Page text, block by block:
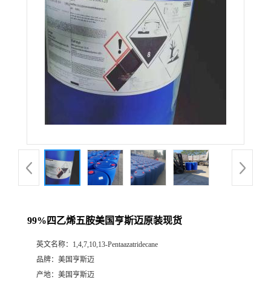
99%四乙烯五胺美国亨斯迈原装现货
英文名称： 1,4,7,10,13-Pentaazatridecane
品牌： 美国亨斯迈
产地： 美国亨斯迈